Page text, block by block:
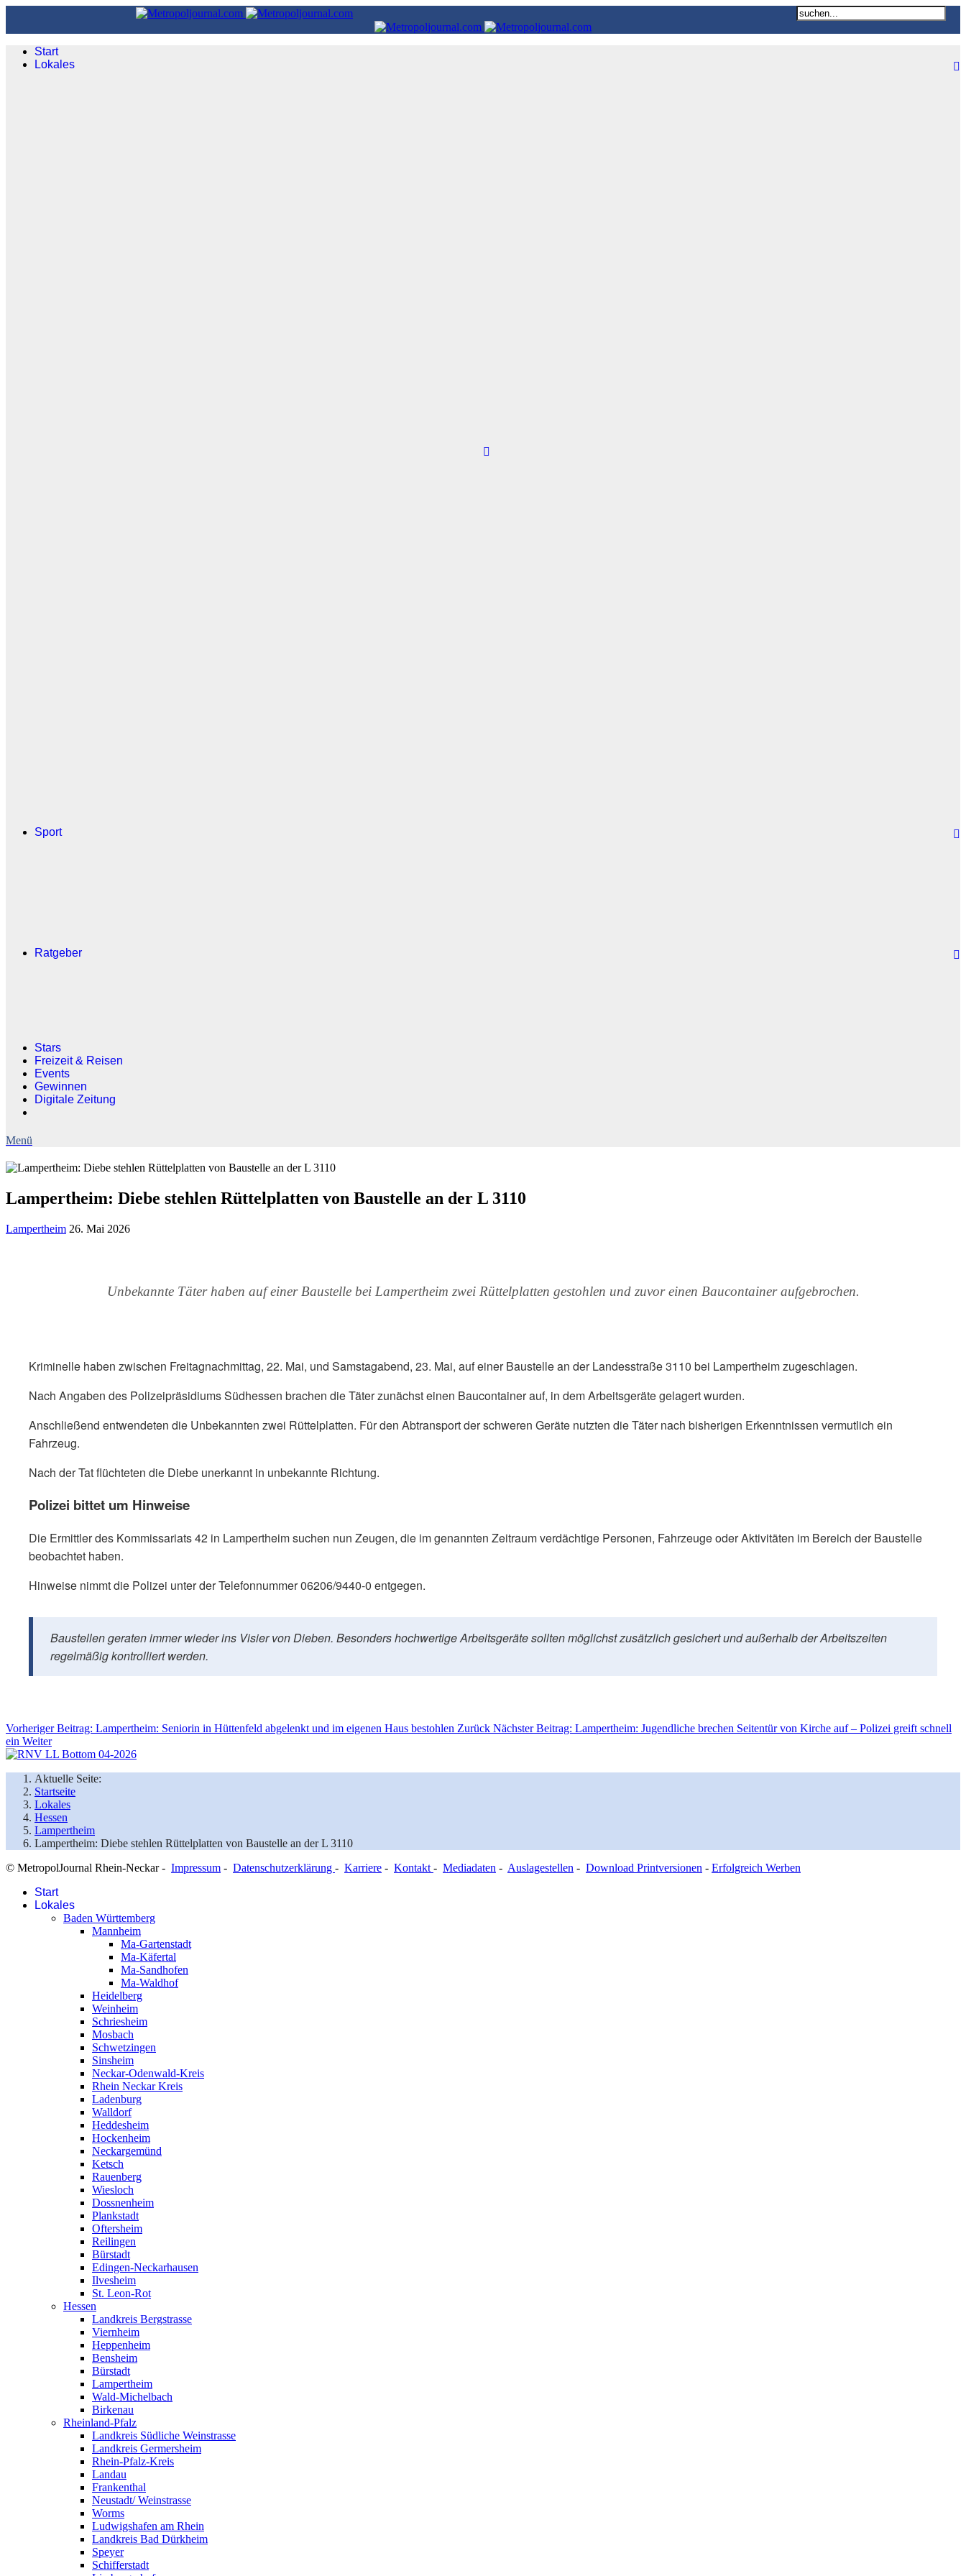
Start
Lokales
Sport
Ratgeber
Stars
Freizeit & Reisen
Events
Gewinnen
Digitale Zeitung
Lampertheim: Diebe stehlen Rüttelplatten von Baustelle an der L 3110
Lampertheim 26. Mai 2026
Unbekannte Täter haben auf einer Baustelle bei Lampertheim zwei Rüttelplatten gestohlen und zuvor einen Baucontainer aufgebrochen.
Kriminelle haben zwischen Freitagnachmittag, 22. Mai, und Samstagabend, 23. Mai, auf einer Baustelle an der Landesstraße 3110 bei Lampertheim zugeschlagen.
Nach Angaben des Polizeipräsidiums Südhessen brachen die Täter zunächst einen Baucontainer auf, in dem Arbeitsgeräte gelagert wurden.
Anschließend entwendeten die Unbekannten zwei Rüttelplatten. Für den Abtransport der schweren Geräte nutzten die Täter nach bisherigen Erkenntnissen vermutlich ein
Fahrzeug.
Nach der Tat flüchteten die Diebe unerkannt in unbekannte Richtung.
Polizei bittet um Hinweise
Die Ermittler des Kommissariats 42 in Lampertheim suchen nun Zeugen, die im genannten Zeitraum verdächtige Personen, Fahrzeuge oder Aktivitäten im Bereich der Baustelle
beobachtet haben.
Hinweise nimmt die Polizei unter der Telefonnummer 06206/9440-0 entgegen.
Baustellen geraten immer wieder ins Visier von Dieben. Besonders hochwertige Arbeitsgeräte sollten möglichst zusätzlich gesichert und außerhalb der Arbeitszeiten
regelmäßig kontrolliert werden.
Vorheriger Beitrag: Lampertheim: Seniorin in Hüttenfeld abgelenkt und im eigenen Haus bestohlen Zurück Nächster Beitrag: Lampertheim: Jugendliche brechen Seitentür von Kirche auf – Polizei greift schnell
ein Weiter
Aktuelle Seite:
Startseite
Lokales
Hessen
Lampertheim
Lampertheim: Diebe stehlen Rüttelplatten von Baustelle an der L 3110
© MetropolJournal Rhein-Neckar - Impressum - Datenschutzerklärung - Karriere - Kontakt - Mediadaten - Auslagestellen - Download Printversionen - Erfolgreich Werben
Start
Lokales
Baden Württemberg
Mannheim
Ma-Gartenstadt
Ma-Käfertal
Ma-Sandhofen
Ma-Waldhof
Heidelberg
Weinheim
Schriesheim
Mosbach
Schwetzingen
Sinsheim
Neckar-Odenwald-Kreis
Rhein Neckar Kreis
Ladenburg
Walldorf
Heddesheim
Hockenheim
Neckargemünd
Ketsch
Rauenberg
Wiesloch
Dossnenheim
Plankstadt
Oftersheim
Reilingen
Bürstadt
Edingen-Neckarhausen
Ilvesheim
St. Leon-Rot
Hessen
Landkreis Bergstrasse
Viernheim
Heppenheim
Bensheim
Bürstadt
Lampertheim
Wald-Michelbach
Birkenau
Rheinland-Pfalz
Landkreis Südliche Weinstrasse
Landkreis Germersheim
Rhein-Pfalz-Kreis
Landau
Frankenthal
Neustadt/ Weinstrasse
Worms
Ludwigshafen am Rhein
Landkreis Bad Dürkheim
Speyer
Schifferstadt